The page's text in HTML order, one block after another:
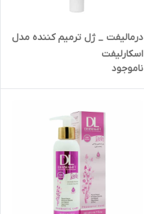
درمالیفت _ ژل ترمیم کننده مدل
اسکارلیفت
ناموجود